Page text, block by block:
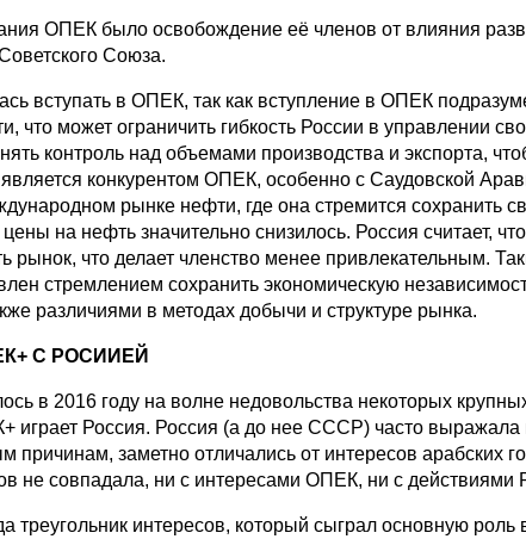
ОПЕК было освобождение её членов от влияния
Союза.
вступать в ОПЕК, так как вступление в ОПЕК
что может ограничить гибкость России в управлении
контроль над объемами производства и экспорта,
конкурентом ОПЕК, особенно с Саудовской
рынке нефти, где она стремится сохранить
на нефть значительно снизилось. Россия считает,
рынок, что делает членство менее привлекательным.
стремлением сохранить экономическую
различиями в методах добычи и структуре рынка.
С РОСИИЕЙ
в 2016 году на волне недовольства некоторых
Россия. Россия (а до нее СССР) часто выражала
причинам, заметно отличались от интересов арабских
не совпадала, ни с интересами ОПЕК, ни с действиями
треугольник интересов, который сыграл основную